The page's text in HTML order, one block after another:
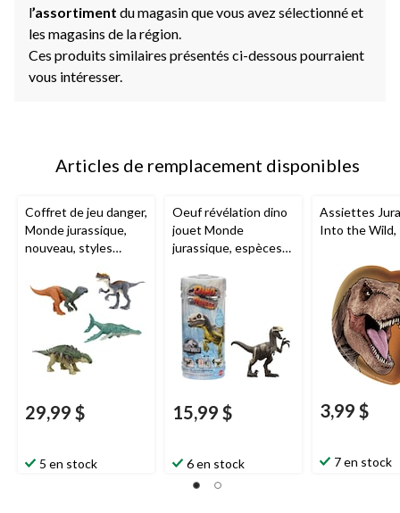
l’assortiment du magasin que vous avez sélectionné et
les magasins de la région.
Ces produits similaires présentés ci-dessous pourraient
vous intéresser.
Articles de remplacement disponibles
Coffret de jeu danger,
Monde jurassique,
nouveau, styles
29,99 $
5 en stock
Oeuf révélation dino
jouet Monde
jurassique, espèces
15,99 $
6 en stock
Assiettes
Into the Wild,
3,99 $
7 en stock